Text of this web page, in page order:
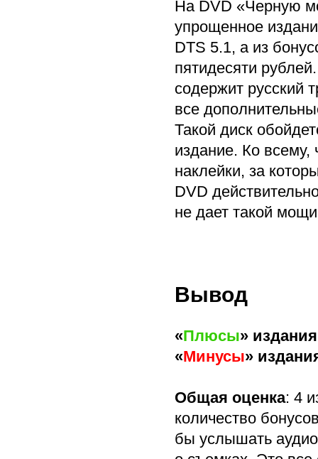
На DVD «Черную
упрощенное
DTS 5.1, а из
пятидесяти
содержит русский
все
Такой диск
издание. Ко всему,
наклейки, за
DVD
не дает такой
Вывод
«Плюсы» издания
«Минусы»
Общая оценка: 4
количество
бы услышать